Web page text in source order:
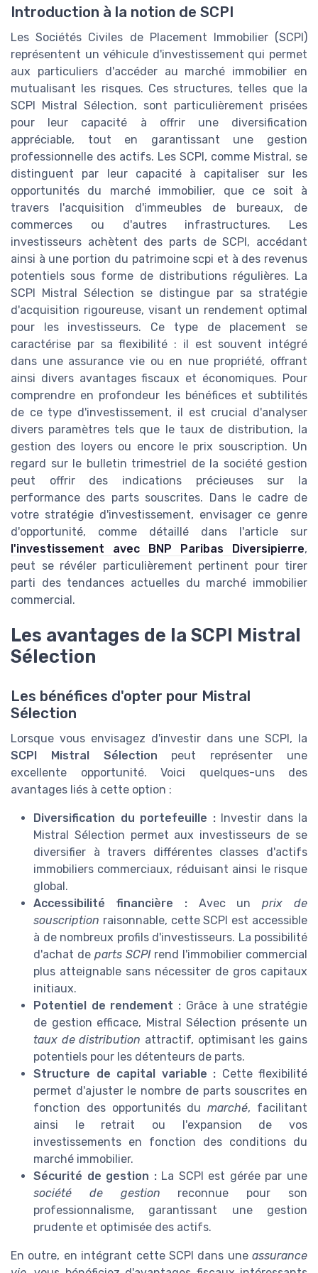
Introduction à la notion de SCPI
Les Sociétés Civiles de Placement Immobilier (SCPI)
représentent un véhicule d'investissement qui permet
aux particuliers d'accéder au marché immobilier en
mutualisant les risques. Ces structures, telles que la
SCPI Mistral Sélection, sont particulièrement prisées
pour leur capacité à offrir une diversification
appréciable, tout en garantissant une gestion
professionnelle des actifs. Les SCPI, comme Mistral, se
distinguent par leur capacité à capitaliser sur les
opportunités du marché immobilier, que ce soit à
travers l'acquisition d'immeubles de bureaux, de
commerces ou d'autres infrastructures. Les
investisseurs achètent des parts de SCPI, accédant
ainsi à une portion du patrimoine scpi et à des revenus
potentiels sous forme de distributions régulières. La
SCPI Mistral Sélection se distingue par sa stratégie
d'acquisition rigoureuse, visant un rendement optimal
pour les investisseurs. Ce type de placement se
caractérise par sa flexibilité : il est souvent intégré
dans une assurance vie ou en nue propriété, offrant
ainsi divers avantages fiscaux et économiques. Pour
comprendre en profondeur les bénéfices et subtilités
de ce type d'investissement, il est crucial d'analyser
divers paramètres tels que le taux de distribution, la
gestion des loyers ou encore le prix souscription. Un
regard sur le bulletin trimestriel de la société gestion
peut offrir des indications précieuses sur la
performance des parts souscrites. Dans le cadre de
votre stratégie d'investissement, envisager ce genre
d'opportunité, comme détaillé dans l'article sur
l'investissement avec BNP Paribas Diversipierre,
peut se révéler particulièrement pertinent pour tirer
parti des tendances actuelles du marché immobilier
commercial.
Les avantages de la SCPI Mistral
Sélection
Les bénéfices d'opter pour Mistral
Sélection
Lorsque vous envisagez d'investir dans une SCPI, la
SCPI Mistral Sélection peut représenter une
excellente opportunité. Voici quelques-uns des
avantages liés à cette option :
Diversification du portefeuille :Investir dans la
Mistral Sélection permet aux investisseurs de se
diversifier à travers différentes classes d'actifs
immobiliers commerciaux, réduisant ainsi le risque
global.
Accessibilité financière :Avec unprix de
souscription raisonnable, cette SCPI est accessible
à de nombreux profils d'investisseurs. La possibilité
d'achat de parts SCPIrend l'immobilier commercial
plus atteignable sans nécessiter de gros capitaux
initiaux.
Potentiel de rendement : Grâce à une stratégie
de gestion efficace, Mistral Sélection présente un
taux de distribution attractif, optimisant les gains
potentiels pour les détenteurs de parts.
Structure de capital variable : Cette flexibilité
permet d'ajuster le nombre de parts souscrites en
fonction des opportunités dumarché, facilitant
ainsi le retrait ou l'expansion de vos
investissements en fonction des conditions du
marché immobilier.
Sécurité de gestion :La SCPI est gérée par une
société de gestion reconnue pour son
professionnalisme, garantissant une gestion
prudente et optimisée des actifs.
En outre, en intégrant cette SCPI dans une assurance